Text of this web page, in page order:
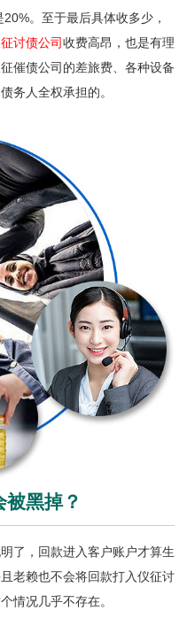
。至于最后具体收多少，
讨债公司收费高昂，也是有理
催债公司的差旅费、各种设备
务人全权承担的。
黑掉？
了，回款进入客户账户才算生
老赖也不会将回款打入仪征讨
情况几乎不存在。